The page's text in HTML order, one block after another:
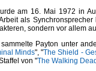
am 16. Mai 1972 in
als
sondern vor allem
Payton unter
Minds", "The Shield -
von "The Walking Dead